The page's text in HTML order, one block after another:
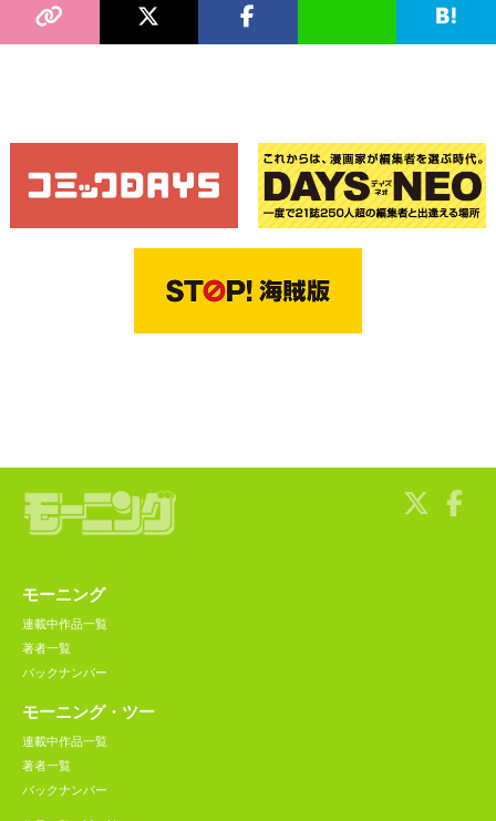
モーニング
連載中作品一覧
著者一覧
バックナンバー
モーニング・ツー
連載中作品一覧
著者一覧
バックナンバー